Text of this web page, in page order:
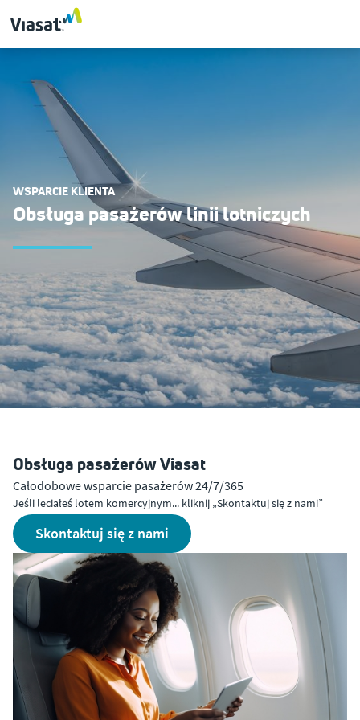
WSPARCIE KLIENTA
Obsługa pasażerów linii lotniczych
Obsługa pasażerów Viasat
Całodobowe wsparcie pasażerów 24/7/365
Jeśli leciałeś lotem komercyjnym... kliknij „Skontaktuj się z nami”
skontaktuj się z nami